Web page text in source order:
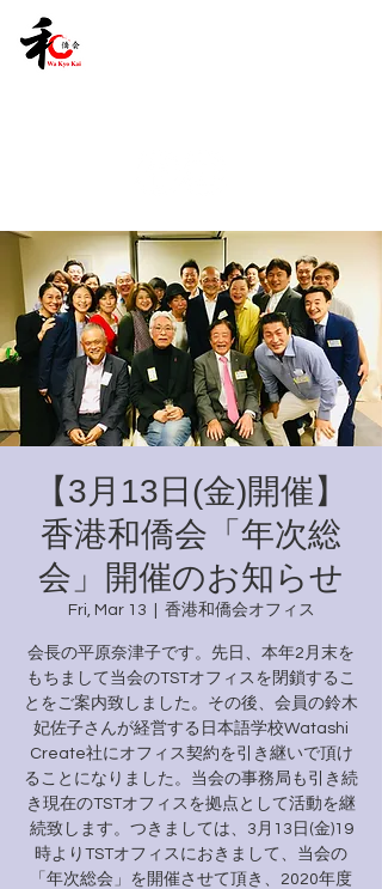
【3月13日(金)開催】
香港和僑会「年次総
会」開催のお知らせ
Fri, Mar 13 香港和僑会オフィス
会長の平原奈津子です。先日、本年2月末を
もちまして当会のTSTオフィスを閉鎖するこ
とをご案内致しました。その後、会員の鈴木
妃佐子さんが経営する日本語学校Watashi
Create社にオフィス契約を引き継いで頂け
ることになりました。当会の事務局も引き続
き現在のTSTオフィスを拠点として活動を継
続致します。つきましては、3月13日(金)19
時よりTSTオフィスにおきまして、当会の
「年次総会」を開催させて頂き、2020年度